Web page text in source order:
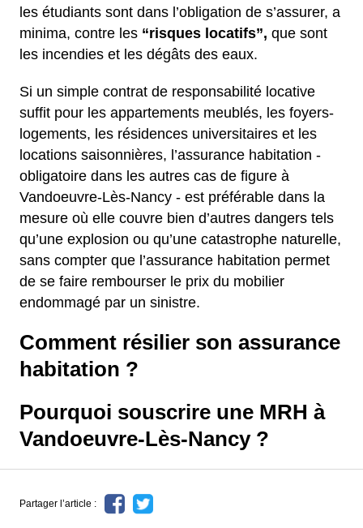
les étudiants sont dans l’obligation de s’assurer, a
minima, contre les “risques locatifs”, que sont
les incendies et les dégâts des eaux.
Si un simple contrat de responsabilité locative
suffit pour les appartements meublés, les foyers-
logements, les résidences universitaires et les
locations saisonnières, l’assurance habitation -
obligatoire dans les autres cas de figure à
Vandoeuvre-Lès-Nancy - est préférable dans la
mesure où elle couvre bien d’autres dangers tels
qu’une explosion ou qu’une catastrophe naturelle,
sans compter que l’assurance habitation permet
de se faire rembourser le prix du mobilier
endommagé par un sinistre.
Comment résilier son assurance
habitation ?
Pourquoi souscrire une MRH à
Vandoeuvre-Lès-Nancy ?
Partager l’article :